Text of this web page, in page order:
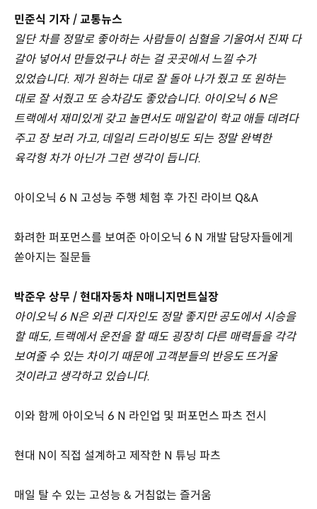
민준식 기자 / 교통뉴스
일단 차를 정말로 좋아하는 사람들이 심혈을 기울여서 진짜 다
갈아 넣어서 만들었구나 하는 걸 곳곳에서 느낄 수가
있었습니다. 제가 원하는 대로 잘 돌아 나가 줬고 또 원하는
대로 잘 서줬고 또 승차감도 좋았습니다. 아이오닉 6 N은
트랙에서 재미있게 갖고 놀면서도 매일같이 학교 애들 데려다
주고 장 보러 가고, 데일리 드라이빙도 되는 정말 완벽한
육각형 차가 아닌가 그런 생각이 듭니다.
아이오닉 6 N 고성능 주행 체험 후 가진 라이브 Q&A
화려한 퍼포먼스를 보여준 아이오닉 6 N 개발 담당자들에게
쏟아지는 질문들
박준우 상무 / 현대자동차 N매니지먼트실장
아이오닉 6 N은 외관 디자인도 정말 좋지만 공도에서 시승을
할 때도, 트랙에서 운전을 할 때도 굉장히 다른 매력들을 각각
보여줄 수 있는 차이기 때문에 고객분들의 반응도 뜨거울
것이라고 생각하고 있습니다.
이와 함께 아이오닉 6 N 라인업 및 퍼포먼스 파츠 전시
현대 N이 직접 설계하고 제작한 N 튜닝 파츠
매일 탈 수 있는 고성능 & 거침없는 즐거움